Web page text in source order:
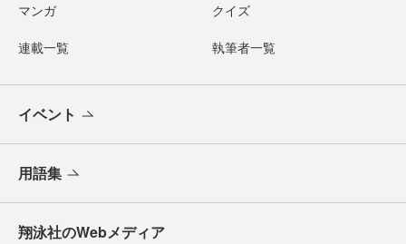
マンガ クイズ
連載一覧 執筆者一覧
イベント
用語集
翔泳社のWebメディア